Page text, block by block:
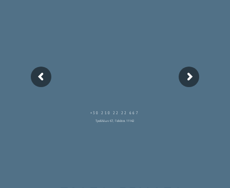
+30 210 22 22 667
Τραλλέων 67, Γαλάτσι 11142